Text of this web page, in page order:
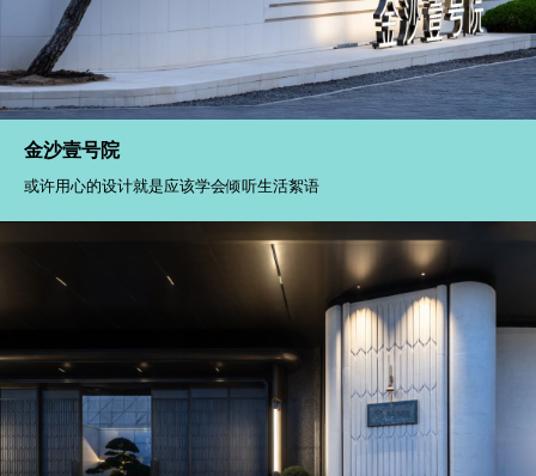
金沙壹号院
或许用心的设计就是应该学会倾听生活絮语